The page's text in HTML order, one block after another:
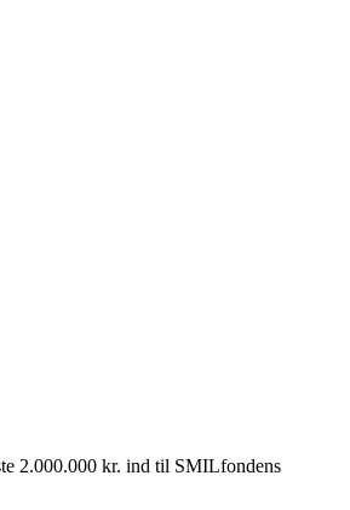
2.000.000 kr. ind til SMILfondens